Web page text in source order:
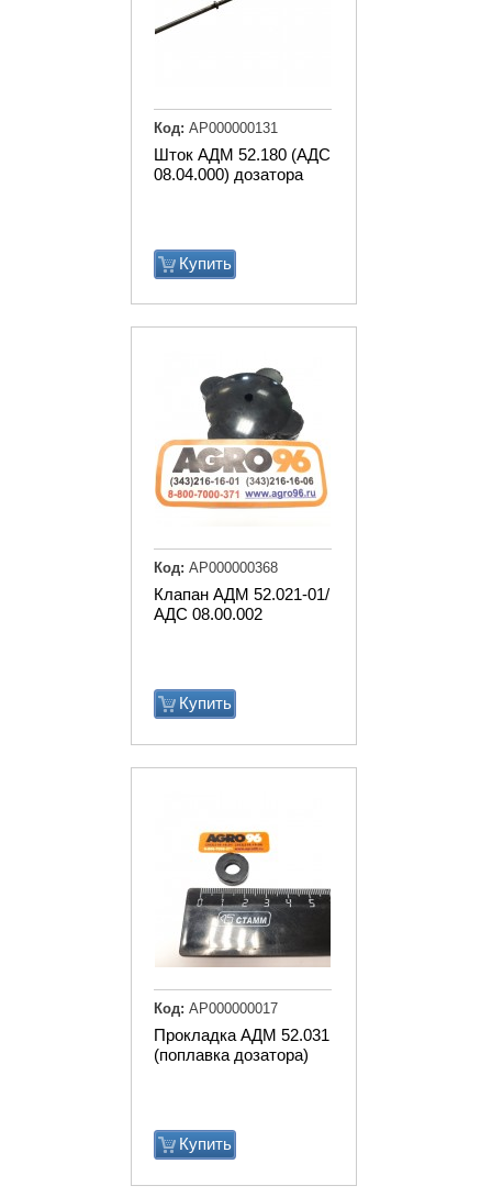
Шток АДМ 52.180 (АДС
08.04.000) дозатора
Купить
Код: АР000000131
Клапан АДМ 52.021-01/
АДС 08.00.002
Купить
Код: АР000000368
Прокладка АДМ 52.031
(поплавка дозатора)
Купить
Код: АР000000017